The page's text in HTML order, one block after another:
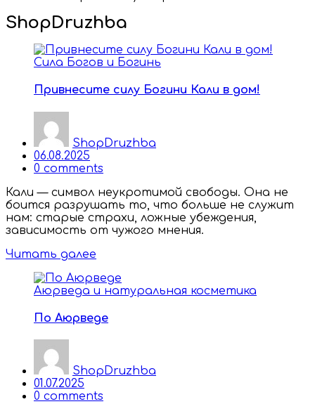
ShopDruzhba
Сила Богов и Богинь
Привнесите силу Богини Кали в дом!
ShopDruzhba
Posted
on
06.08.2025
0 comments
Кали — символ неукротимой свободы. Она не
боится разрушать то, что больше не служит
нам: старые страхи, ложные убеждения,
зависимость от чужого мнения.
Читать далее
Аюрведа и натуральная косметика
По Аюрведе
ShopDruzhba
Posted
on
01.07.2025
0 comments